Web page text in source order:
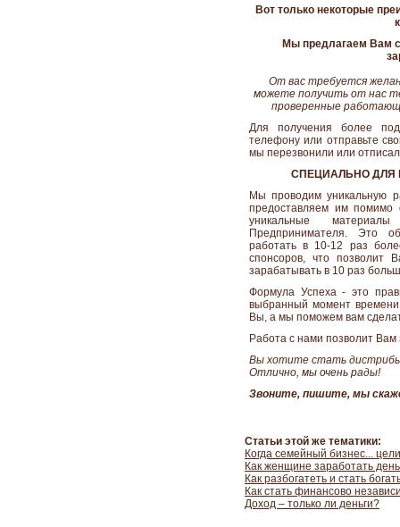
Вот только некоторые
Мы предлагаем Вам
От вас требуется
можете получить от нас
проверенные
Для получения более
телефону или отправьте
мы перезвонили или
СПЕЦИАЛЬНО
Мы проводим уникальную
предоставляем им
уникальные
Предпринимателя. Это
работать в 10-12 раз
спонсоров, что позволит
зарабатывать в 10 раз
Формула Успеха - это
выбранный момент
Вы, а мы поможем вам
Работа с нами позволит Вам
Вы хотите стать
Отлично, мы очень рады!
Звоните, пишите, мы
Статьи этой же тематики:
Когда семейный бизнес...
Как женщине заработать
Как разбогатеть и стать
Как стать финансово
Доход – только ли деньги?